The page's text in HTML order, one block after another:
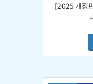
[2025 개정